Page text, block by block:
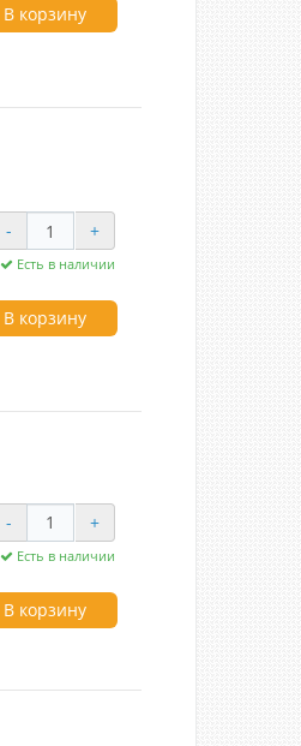
В корзину
- +
Есть в наличии
В корзину
- +
Есть в наличии
В корзину